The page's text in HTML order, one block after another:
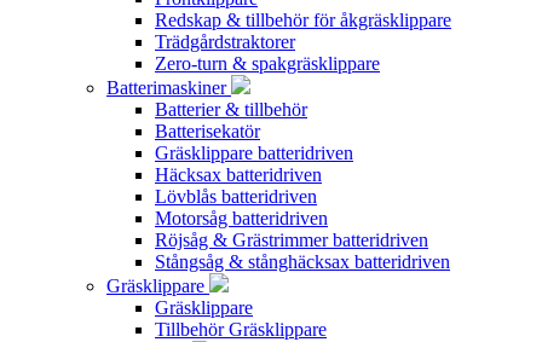
Redskap & tillbehör för åkgräsklippare
Trädgårdstraktorer
Zero-turn & spakgräsklippare
Batterimaskiner
Batterier & tillbehör
Batterisekatör
Gräsklippare batteridriven
Häcksax batteridriven
Lövblås batteridriven
Motorsåg batteridriven
Röjsåg & Grästrimmer batteridriven
Stångsåg & stånghäcksax batteridriven
Gräsklippare
Gräsklippare
Tillbehör Gräsklippare